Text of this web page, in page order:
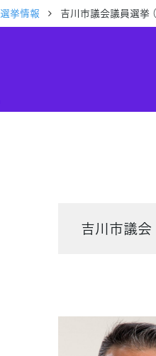
選挙情報 吉川市議会議員選挙
吉川市議会